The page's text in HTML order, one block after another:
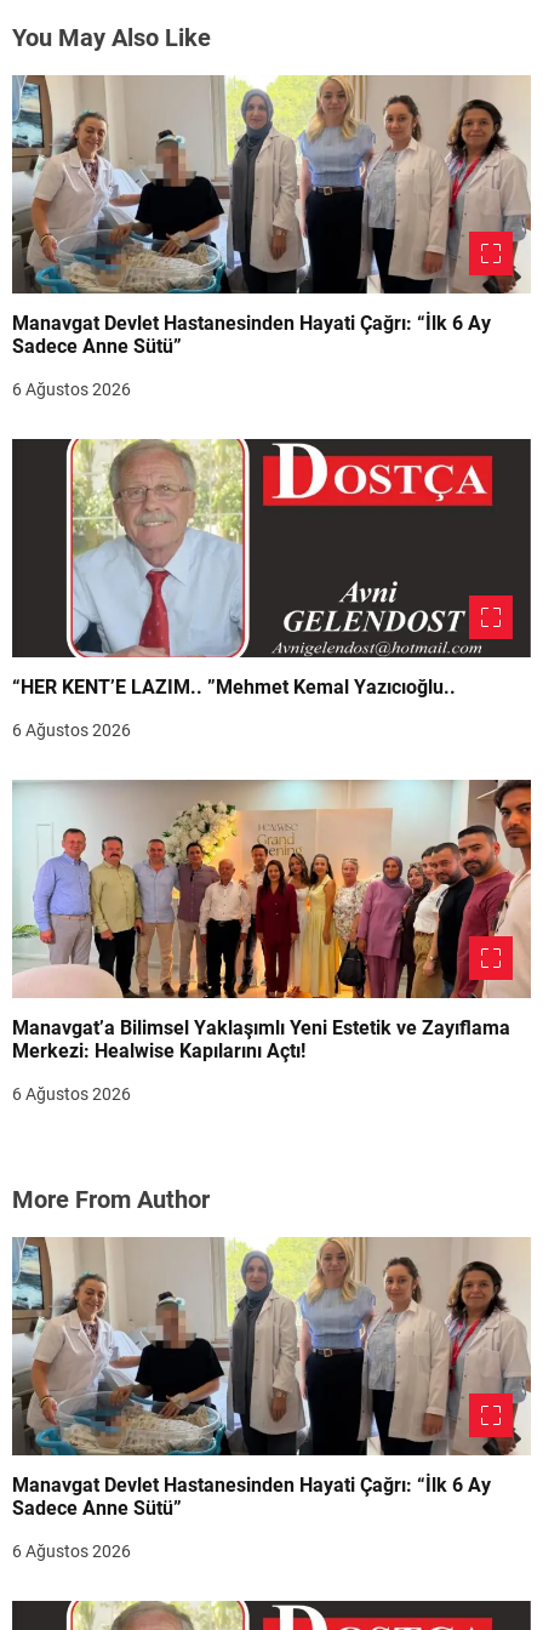
You May Also Like
Manavgat Devlet Hastanesinden Hayati Çağrı: “İlk 6 Ay
Sadece Anne Sütü”
6 Ağustos 2026
“HER KENT’E LAZIM.. ”Mehmet Kemal Yazıcıoğlu..
6 Ağustos 2026
Manavgat’a Bilimsel Yaklaşımlı Yeni Estetik ve Zayıflama
Merkezi: Healwise Kapılarını Açtı!
6 Ağustos 2026
More From Author
Manavgat Devlet Hastanesinden Hayati Çağrı: “İlk 6 Ay
Sadece Anne Sütü”
6 Ağustos 2026